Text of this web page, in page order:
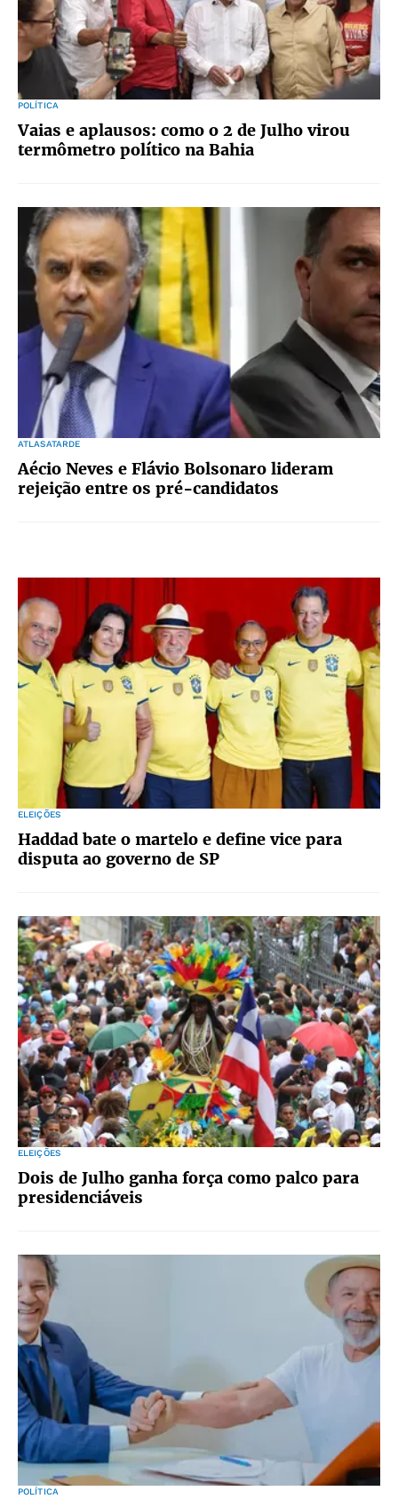
POLÍTICA
Vaias e aplausos: como o 2 de Julho virou
termômetro político na Bahia
ATLASATARDE
Aécio Neves e Flávio Bolsonaro lideram
rejeição entre os pré-candidatos
ELEIÇÕES
Haddad bate o martelo e define vice para
disputa ao governo de SP
ELEIÇÕES
Dois de Julho ganha força como palco para
presidenciáveis
POLÍTICA